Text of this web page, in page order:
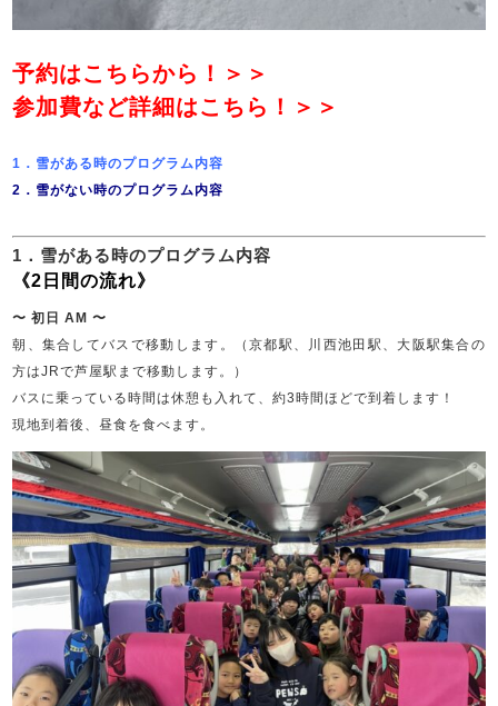
予約はこちらから！＞＞
参加費など詳細はこちら！＞＞
1．雪がある時のプログラム内容
2．雪がない時のプログラム内容
1．雪がある時のプログラム内容
《2日間の流れ》
〜 初日 AM 〜
朝、集合してバスで移動します。（京都駅、川西池田駅、大阪駅集合の
方はJRで芦屋駅まで移動します。）
バスに乗っている時間は休憩も入れて、約3時間ほどで到着します！
現地到着後、昼食を食べます。